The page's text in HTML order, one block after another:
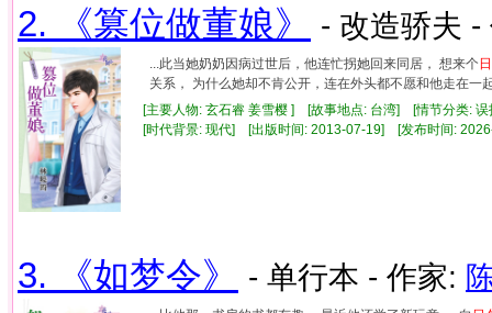
2. 《篡位做董娘》 - 改造骄夫
...此当她奶奶因病过世后，他连忙拐她回来同居， 想来个
关系， 为什么她却不肯公开，连在外头都不愿和他走在一
[主要人物: 玄石睿 姜雪樱 ] [故事地点: 台湾] [情节分类: 误
[时代背景: 现代] [出版时间: 2013-07-19] [发布时间:
3. 《如梦令》 - 单行本 - 作家: